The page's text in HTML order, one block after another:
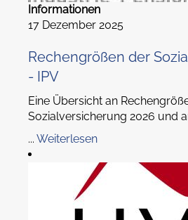
Informationen
17 Dezember 2025
Rechengrößen der
- IPV
Eine Übersicht an
Sozialversicherung 2026 und
... Weiterlesen